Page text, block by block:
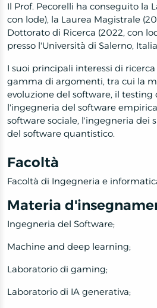
Il Prof. Pecorelli ha conseguito la
con lode), la Laurea Magistrale
Dottorato di Ricerca (2022, con
presso l'Università di Salerno,
I suoi principali interessi di
gamma di argomenti, tra cui la
evoluzione del software, il testing
l'ingegneria del software
software sociale, l'ingegneria dei
del software quantistico.
Facoltà
Facoltà di Ingegneria e
Materia
Ingegneria del Software;
Machine and deep learning;
Laboratorio di gaming;
Laboratorio di IA generativa;